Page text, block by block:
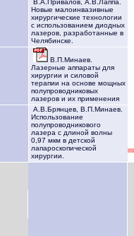
В.А.Привалов, А.В.Лаппа.
Новые малоинвазивные
хирургические технологии
с использованием диодных
лазеров, разработанные в
Челябинске.
В.П.Минаев.
Лазерные аппараты для
хирургии и силовой
терапии на основе мощных
полупроводниковых
лазеров и их применения
А.В.Брянцев, В.П.Минаев.
Использование
полупроводникового
лазера с длиной волны
0,97 мкм в детской
лапароскопической
хирургии.